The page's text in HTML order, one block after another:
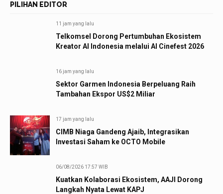
PILIHAN EDITOR
11 jam yang lalu
Telkomsel Dorong Pertumbuhan Ekosistem
Kreator AI Indonesia melalui AI Cinefest 2026
16 jam yang lalu
Sektor Garmen Indonesia Berpeluang Raih
Tambahan Ekspor US$2 Miliar
17 jam yang lalu
CIMB Niaga Gandeng Ajaib, Integrasikan
Investasi Saham ke OCTO Mobile
06/08/2026 17:57 WIB
Kuatkan Kolaborasi Ekosistem, AAJI Dorong
Langkah Nyata Lewat KAPJ